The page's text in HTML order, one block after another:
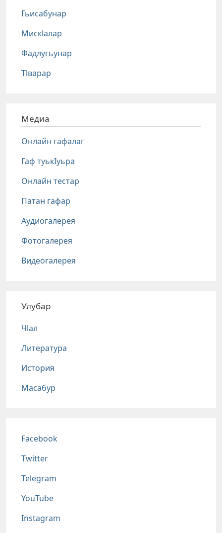
Гьисабунар
Мискlалар
Фадлугьунар
Тlварар
Медиа
Онлайн гафалаг
Гаф туькIуьра
Онлайн тестар
Патан гафар
Аудиогалерея
Фотогалерея
Видеогалерея
Улубар
Чlал
Литература
История
Масабур
Соц сети
Facebook
Twitter
Telegram
YouTube
Instagram